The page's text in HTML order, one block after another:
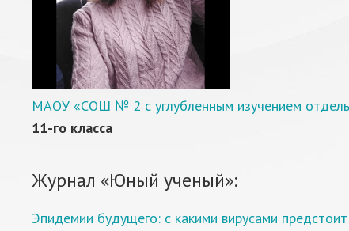
МАОУ «СОШ № 2 с углубленным изучением
11-го класса
Журнал «Юный ученый»:
Эпидемии будущего: с какими вирусами предстоит